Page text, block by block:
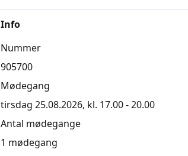
Info
Nummer
905700
Mødegang
tirsdag 25.08.2026, kl. 17.00 - 20.00
Antal mødegange
1 mødegang